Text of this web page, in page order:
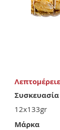
Συσκευασία
12x133gr
Μάρκα